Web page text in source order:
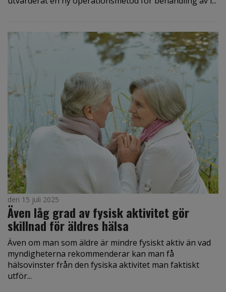
den 15 juli 2025
Även låg grad av fysisk aktivitet gör
skillnad för äldres hälsa
Även om man som äldre är mindre fysiskt aktiv än vad
myndigheterna rekommenderar kan man få
hälsovinster från den fysiska aktivitet man faktiskt
utför...